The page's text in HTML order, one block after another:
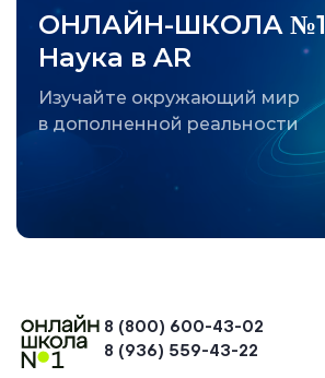
ОНЛАЙН-ШКОЛА №1
Наука в AR
Изучайте окружающий мир
в дополненной реальности
8 (800) 600-43-02
8 (936) 559-43-22